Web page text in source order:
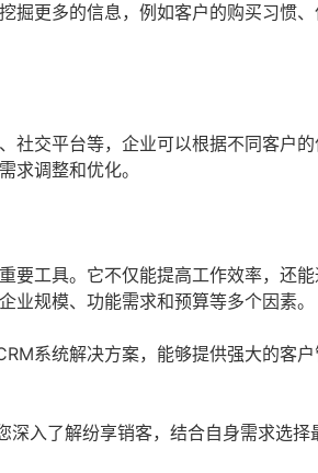
掘更多的信息，例如客户的购买习惯
交平台等，企业可以根据不同客户的
求调整和优化。
要工具。它不仅能提高工作效率，还
业规模、功能需求和预算等多个因素。
系统解决方案，能够提供强大的客户
入了解纷享销客，结合自身需求选